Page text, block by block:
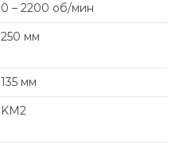
0 – 2200 об/мин
250 мм
135 мм
KM2